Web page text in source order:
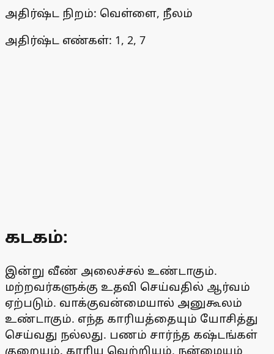
அதிர்ஷ்ட நிறம்: வெள்ளை, நீலம்
அதிர்ஷ்ட எண்கள்: 1, 2, 7
கடகம்:
இன்று வீண் அலைச்சல் உண்டாகும்.
மற்றவர்களுக்கு உதவி செய்வதில் ஆர்வம்
ஏற்படும். வாக்குவன்மையால் அனுகூலம்
உண்டாகும். எந்த காரியத்தையும் யோசித்து
செய்வது நல்லது. பணம் சார்ந்த கஷ்டங்கள்
குறையும். காரிய வெற்றியும், நன்மையும்